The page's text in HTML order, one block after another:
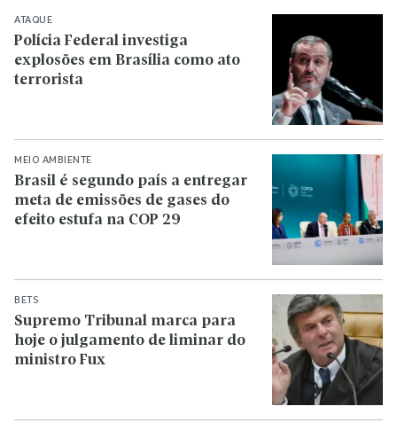
ATAQUE
Polícia Federal investiga
explosões em Brasília como ato
terrorista
MEIO AMBIENTE
Brasil é segundo país a entregar
meta de emissões de gases do
efeito estufa na COP 29
BETS
Supremo Tribunal marca para
hoje o julgamento de liminar do
ministro Fux